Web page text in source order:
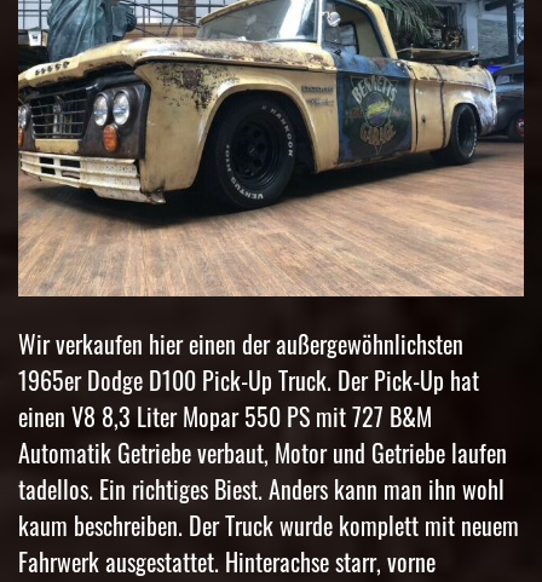
Wir verkaufen hier einen der außergewöhnlichsten
1965er Dodge D100 Pick-Up Truck. Der Pick-Up hat
einen V8 8,3 Liter Mopar 550 PS mit 727 B&M
Automatik Getriebe verbaut, Motor und Getriebe laufen
tadellos. Ein richtiges Biest. Anders kann man ihn wohl
kaum beschreiben. Der Truck wurde komplett mit neuem
Fahrwerk ausgestattet. Hinterachse starr, vorne